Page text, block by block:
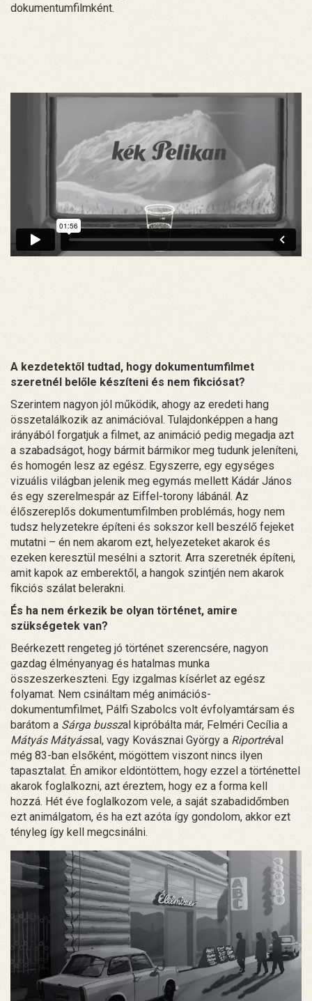
dokumentumfilmként.
A kezdetektől tudtad, hogy dokumentumfilmet
szeretnél belőle készíteni és nem fikciósat?
Szerintem nagyon jól működik, ahogy az eredeti hang
összetalálkozik az animációval. Tulajdonképpen a hang
irányából forgatjuk a filmet, az animáció pedig megadja azt
a szabadságot, hogy bármit bármikor meg tudunk jeleníteni,
és homogén lesz az egész. Egyszerre, egy egységes
vizuális világban jelenik meg egymás mellett Kádár János
és egy szerelmespár az Eiffel-torony lábánál. Az
élőszereplős dokumentumfilmben problémás, hogy nem
tudsz helyzetekre építeni és sokszor kell beszélő fejeket
mutatni – én nem akarom ezt, helyezeteket akarok és
ezeken keresztül mesélni a sztorit. Arra szeretnék építeni,
amit kapok az emberektől, a hangok szintjén nem akarok
fikciós szálat belerakni.
És ha nem érkezik be olyan történet, amire
szükségetek van?
Beérkezett rengeteg jó történet szerencsére, nagyon
gazdag élményanyag és hatalmas munka
összeszerkeszteni. Egy izgalmas kísérlet az egész
folyamat. Nem csináltam még animációs-
dokumentumfilmet, Pálfi Szabolcs volt évfolyamtársam és
barátom a Sárga busszal kipróbálta már, Felméri Cecília a
Mátyás Mátyással, vagy Kovásznai György a Riportréval
még 83-ban elsőként, mögöttem viszont nincs ilyen
tapasztalat. Én amikor eldöntöttem, hogy ezzel a történettel
akarok foglalkozni, azt éreztem, hogy ez a forma kell
hozzá. Hét éve foglalkozom vele, a saját szabadidőmben
ezt animálgatom, és ha ezt azóta így gondolom, akkor ezt
tényleg így kell megcsinálni.